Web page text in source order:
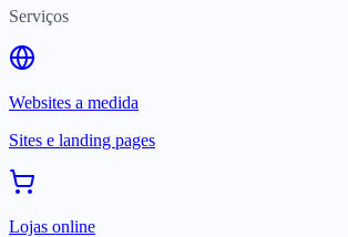
Serviços
Websites a medida
Sites e landing pages
Lojas online